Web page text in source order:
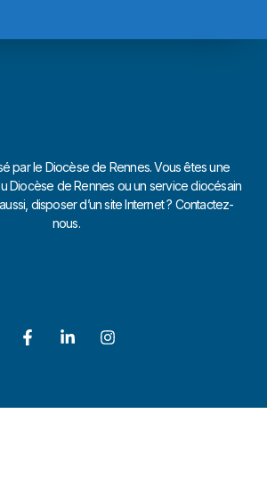
par le Diocèse de Rennes. Vous êtes une
Diocèse de Rennes ou un service diocésain
disposer d’un site Internet ? Contactez-
nous.